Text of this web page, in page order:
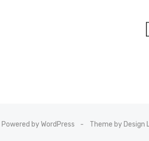
Powered by WordPress Theme by Design